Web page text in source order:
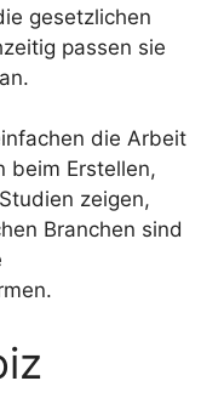
gesetzlichen
passen sie
die Arbeit
beim Erstellen,
zeigen,
Branchen sind